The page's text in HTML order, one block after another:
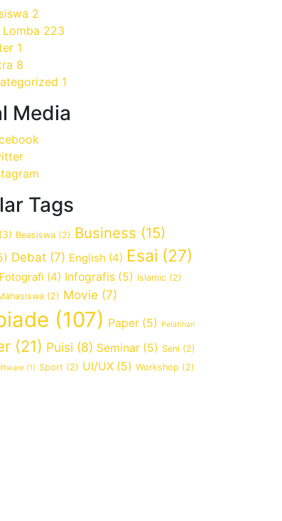
2
223
1
8
1
Media
Tags
(3) Beasiswa (2) Business (15)
Debat (7) English (4) Esai (27)
Fotografi (4) Infografis (5) Islamic (2)
(2) Movie (7)
(107) Paper (5) Pelatihan
(21) Puisi (8) Seminar (5) Seni (2)
(1) Sport (2) UI/UX (5) Workshop (2)